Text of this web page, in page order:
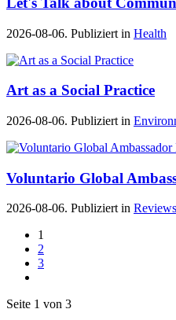
2026-08-06. Publiziert in Health
Art as a Social Practice
2026-08-06. Publiziert in
Voluntario Global
2026-08-06. Publiziert in
1
2
3
Seite 1 von 3